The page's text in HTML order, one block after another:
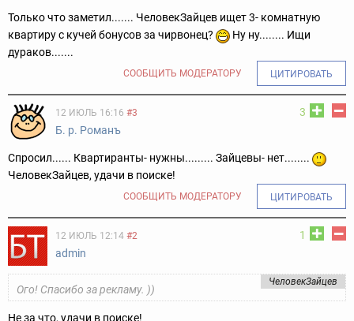
Только что заметил....... ЧеловекЗайцев ищет 3- комнатную
квартиру с кучей бонусов за чирвонец?
Ну ну........ Ищи
дураков.......
СООБЩИТЬ МОДЕРАТОРУ ЦИТИРОВАТЬ
3
12 ИЮЛЬ 16:16 #3
Б. р. Романъ
Спросил...... Квартиранты- нужны......... Зайцевы- нет........
ЧеловекЗайцев, удачи в поиске!
СООБЩИТЬ МОДЕРАТОРУ ЦИТИРОВАТЬ
1
12 ИЮЛЬ 12:14 #2
admin
ЧеловекЗайцев
Ого! Спасибо за рекламу. ))
Не за что, удачи в поиске!